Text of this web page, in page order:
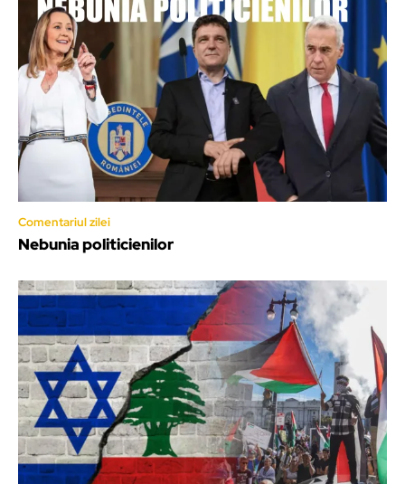
Comentariul zilei
Nebunia politicienilor